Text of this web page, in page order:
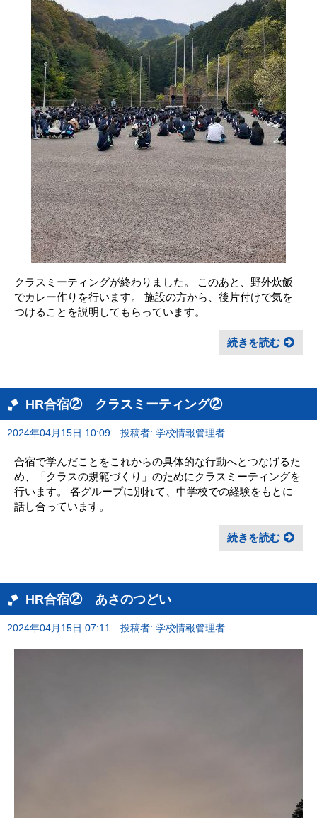
クラスミーティングが終わりました。 このあと、野外炊飯
でカレー作りを行います。 施設の方から、後片付けで気を
つけることを説明してもらっています。
続きを読む
HR合宿② クラスミーティング②
2024年04月15日 10:09 投稿者: 学校情報管理者
合宿で学んだことをこれからの具体的な行動へとつなげるた
め、「クラスの規範づくり」のためにクラスミーティングを
行います。 各グループに別れて、中学校での経験をもとに
話し合っています。
続きを読む
HR合宿② あさのつどい
2024年04月15日 07:11 投稿者: 学校情報管理者